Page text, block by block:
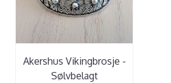
Akershus Vikingbrosje -
Sølvbelagt